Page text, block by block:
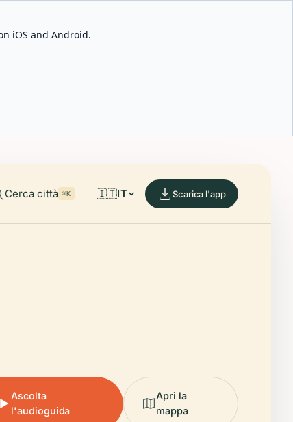
iOS and Android.
Cerca città ⌘K 🇮🇹IT Scarica l'app
Ascolta
l'audioguida
Apri la
mappa